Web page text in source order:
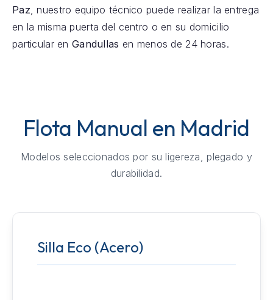
Paz, nuestro equipo técnico puede realizar la entrega
en la misma puerta del centro o en su domicilio
particular en Gandullas en menos de 24 horas.
Flota Manual en Madrid
Modelos seleccionados por su ligereza, plegado y
durabilidad.
Silla Eco (Acero)